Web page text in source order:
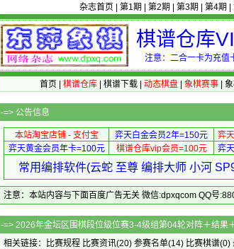
杂志首页 第1期 第2期 第3期 第4期
棋谱仓库
注意：二合一卡为充值
首页 棋谱仓库| 棋谱下载| 动态棋盘| 象棋赛事|
-=> 公告信息
本站淘宝店铺 - 支付宝 弈天白金会员2年=150元 弈
弈天黄金会员年卡=100元
棋谱仓库vip会员=100元 弈
常用编排软件(云蛇 至尊 编排大师 小河
注意：本站内容与下面百度广告无关 微信:dpxqcom QQ号
-=> 2026年金坛区围棋段位级位赛3-
相关链接：
比赛规程 比赛资讯(20) 参赛名单(14) 比赛棋谱(0)